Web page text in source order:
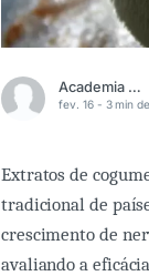
Academia Médica
fev. 16 - 3 min
Extratos de
tradicional de
crescimento de
avaliando a